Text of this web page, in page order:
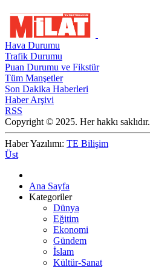
Hava Durumu
Trafik Durumu
Puan Durumu ve Fikstür
Tüm Manşetler
Son Dakika Haberleri
Haber Arşivi
RSS
Copyright © 2025. Her hakkı saklıdır.
Haber Yazılımı: TE Bilişim
Üst
Ana Sayfa
Kategoriler
Dünya
Eğitim
Ekonomi
Gündem
İslam
Kültür-Sanat